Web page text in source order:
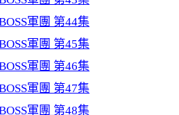
軍團 第44集
軍團 第45集
軍團 第46集
軍團 第47集
軍團 第48集